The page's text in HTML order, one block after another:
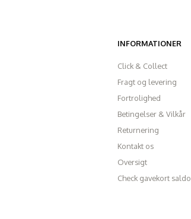
INFORMATIONER
Click & Collect
Fragt og levering
Fortrolighed
Betingelser & Vilkår
Returnering
Kontakt os
Oversigt
Check gavekort saldo